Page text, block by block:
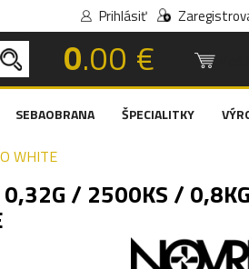
Prihlásiť
0.00 €
SEBAOBRANA ŠPECIALITKY
WHITE
0,32G / 2500KS /